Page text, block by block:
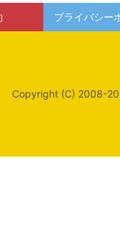
プライバシー
Copyright (C) 2008-